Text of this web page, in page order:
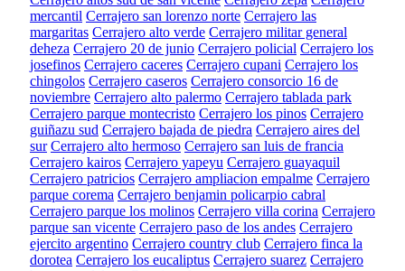
mercantil Cerrajero san lorenzo norte Cerrajero las
margaritas Cerrajero alto verde Cerrajero militar general
deheza Cerrajero 20 de junio Cerrajero policial Cerrajero los
josefinos Cerrajero caceres Cerrajero cupani Cerrajero los
chingolos Cerrajero caseros Cerrajero consorcio 16 de
noviembre Cerrajero alto palermo Cerrajero tablada park
Cerrajero parque montecristo Cerrajero los pinos Cerrajero
guiñazu sud Cerrajero bajada de piedra Cerrajero aires del
sur Cerrajero alto hermoso Cerrajero san luis de francia
Cerrajero kairos Cerrajero yapeyu Cerrajero guayaquil
Cerrajero patricios Cerrajero ampliacion empalme Cerrajero
parque corema Cerrajero benjamin policarpio cabral
Cerrajero parque los molinos Cerrajero villa corina Cerrajero
parque san vicente Cerrajero paso de los andes Cerrajero
ejercito argentino Cerrajero country club Cerrajero finca la
dorotea Cerrajero los eucaliptus Cerrajero suarez Cerrajero